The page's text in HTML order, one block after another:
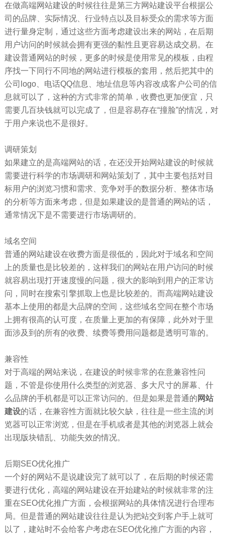
在做高端网站建设的时候往往是第三方网站建设平台根据公
司的品牌、实际情况、行业特点以及目标受众的需求等方面
进行量身定制，通过这些方面考虑建设出来的网站，在后期
用户访问的时候就会拥有更强的黏性且更容易达成交易。在
建设普通网站的时候，更多的时候是使用常见的模板，由程
序找一下同行不同地的网站进行模板的套用，然后把其中的
公司logo、电话QQ信息、地址信息等内容改成客户公司的信
息就可以了，这种的方式非常的简单，收费也更加便宜，只
需要几百块钱就可以完成了，但是容易存在“撞脸”的情况，对
于用户来说也不是很好。
调研策划
如果建立的是高端网站的话，在还没开始网站建设的时候就
需要进行科学的市场调研和网站策划了，其中主要包括对目
标用户的浏览习惯和需求、竞争对手的数据分析、整体市场
的分析等方面来考虑，但是如果建设的是普通的网站的话，
通常情况下是不需要进行市场调研的。
域名空间
普通的网站建设在收费方面是很低的，因此对于域名和空间
上的质量也是比较差的，这样我们的网站在用户访问的时候
就容易出现打开速度慢的问题，很大的影响到用户的正常访
问，同时在搜索引擎抓取上也是比较差的。而高端网站建设
基本上使用的都是大品牌的空间，这些域名空间在整个市场
上拥有很高的认可度，在质量上更加的有保障，此外对于里
面涉及到的所有的收费、续费等费用问题都是透明可靠的。
兼容性
对于高端的网站来说，在建设的时候非常的在意兼容性问
题，不管是你使用什么类型的浏览器、多大尺寸的屏幕、什
么品牌的手机都是可以正常访问的。但是如果是普通的 网站
建设的话，在兼容性方面就比较欠缺，往往是一些主流的浏
览器可以正常浏览，但是在手机或者是其他的浏览器上就会
出现版块错乱、功能失效的情况。
后期SEO优化推广
一个好的网站不是说建设完了就可以了，在后期的时候还需
要进行优化，高端的网站建设在开始建站的时候就非常的注
重在SEO优化推广方面，会根据网站的具体情况进行合理布
局。但是普通的网站建设往往是认为把站交到客户手上就可
以了，建站时不会给客户考虑在SEO优化推广方面的内容，